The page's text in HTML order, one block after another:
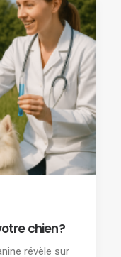
chien?
révèle sur